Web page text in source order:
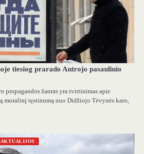
tiesiog prarado Antrojo pasaulinio
propagandos žanras yra tvirtinimas apie
moralinį tęstinumą nuo Didžiojo Tėvynės karo,